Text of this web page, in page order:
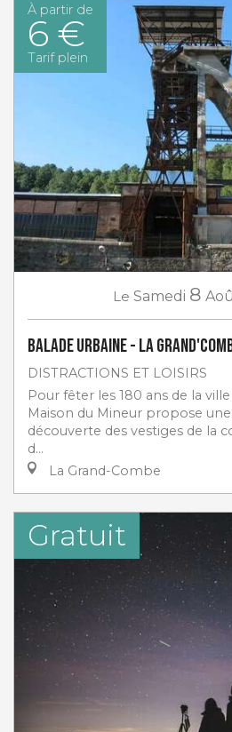
À partir de
6 €
Tarif plein
Le Samedi 8
Balade urbaine - La
DISTRACTIONS ET LOISIRS
Pour fêter les 180 ans de la
Maison du Mineur propose
découverte des vestiges de la
d...
La Grand-Combe
Gratuit